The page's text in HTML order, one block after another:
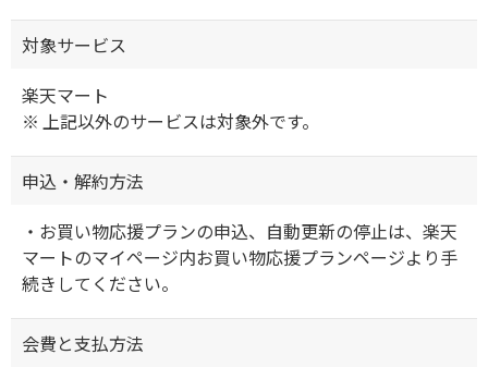
対象サービス
楽天マート
上記以外のサービスは対象外です。
申込・解約方法
・お買い物応援プランの申込、自動更新の停止は、楽天
マートのマイページ内お買い物応援プランページより手
続きしてください。
会費と支払方法